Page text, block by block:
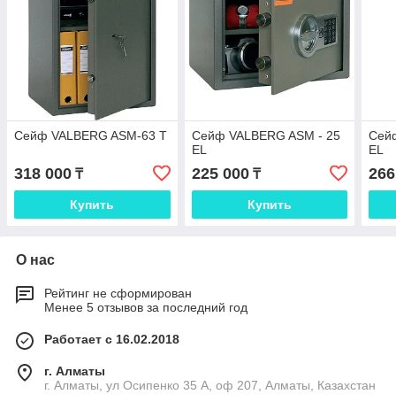
Сейф VALBERG ASM-63 T
318 000 ₸
Купить
Сейф VALBERG ASM - 25
EL
225 000₸
Купить
EL
О нас
Рейтинг не сформирован
Менее 5 отзывов за последний год
Работает с 16.02.2018
г. Алматы
г. Алматы, ул Осипенко 35 А, оф 207, Алматы, Казахстан